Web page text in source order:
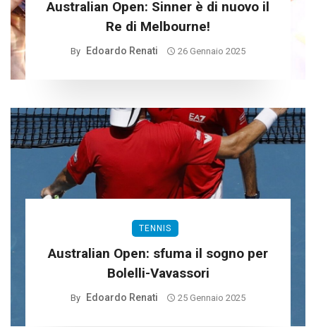
Australian Open: Sinner è di nuovo il
Re di Melbourne!
By Edoardo Renati 26 Gennaio 2025
TENNIS
Australian Open: sfuma il sogno per
Bolelli-Vavassori
By Edoardo Renati 25 Gennaio 2025